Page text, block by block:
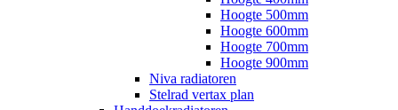
Hoogte 500mm
Hoogte 600mm
Hoogte 700mm
Hoogte 900mm
Niva radiatoren
Stelrad vertax plan